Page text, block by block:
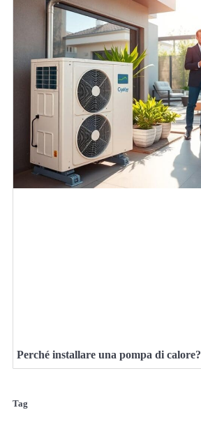
Perché installare una pompa di calore?
Tag